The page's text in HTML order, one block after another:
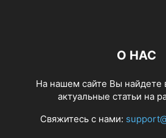
О НАС
На нашем сайте Вы найдете
актуальные статьи на
Свяжитесь с нами: